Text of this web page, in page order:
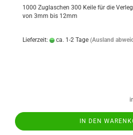
1000 Zuglaschen 300 Keile für die
von 3mm bis 12mm
Lieferzeit: ca. 1-2 Tage (Ausland
IN DEN